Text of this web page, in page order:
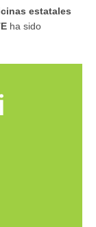
estatales
ha sido